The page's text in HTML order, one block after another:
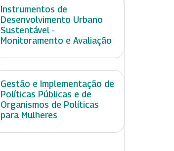
Instrumentos de
Desenvolvimento Urbano
Sustentável -
Monitoramento e Avaliação
Gestão e Implementação de
Políticas Públicas e de
Organismos de Políticas
para Mulheres